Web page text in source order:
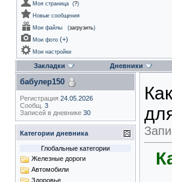
Моя страница (?)
Новые сообщения
Мои файлы
(загрузить)
Мои фото (+)
Мои настройки
Закладки Дневники
бабулер150
Регистрация 24.05.2026
Сообщ. 3
Записей в дневнике 30
Категории дневника
Глобальные категории
Железные дороги
Автомобили
Здоровье